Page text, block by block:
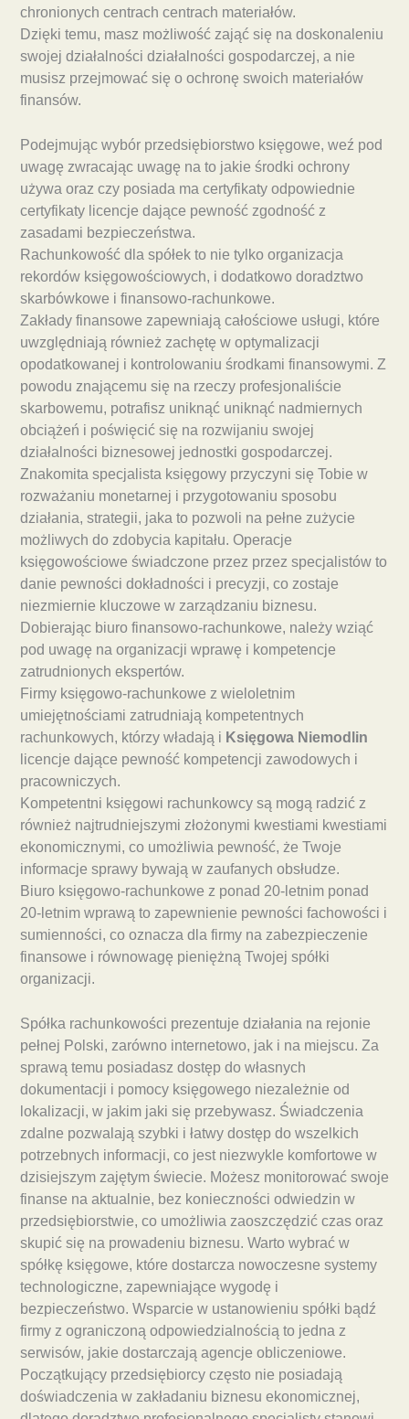
chronionych centrach centrach materiałów.
Dzięki temu, masz możliwość zająć się na doskonaleniu
swojej działalności działalności gospodarczej, a nie
musisz przejmować się o ochronę swoich materiałów
finansów.
Podejmując wybór przedsiębiorstwo księgowe, weź pod
uwagę zwracając uwagę na to jakie środki ochrony
używa oraz czy posiada ma certyfikaty odpowiednie
certyfikaty licencje dające pewność zgodność z
zasadami bezpieczeństwa.
Rachunkowość dla spółek to nie tylko organizacja
rekordów księgowościowych, i dodatkowo doradztwo
skarbówkowe i finansowo-rachunkowe.
Zakłady finansowe zapewniają całościowe usługi, które
uwzględniają również zachętę w optymalizacji
opodatkowanej i kontrolowaniu środkami finansowymi. Z
powodu znającemu się na rzeczy profesjonaliście
skarbowemu, potrafisz uniknąć uniknąć nadmiernych
obciążeń i poświęcić się na rozwijaniu swojej
działalności biznesowej jednostki gospodarczej.
Znakomita specjalista księgowy przyczyni się Tobie w
rozważaniu monetarnej i przygotowaniu sposobu
działania, strategii, jaka to pozwoli na pełne zużycie
możliwych do zdobycia kapitału. Operacje
księgowościowe świadczone przez przez specjalistów to
danie pewności dokładności i precyzji, co zostaje
niezmiernie kluczowe w zarządzaniu biznesu.
Dobierając biuro finansowo-rachunkowe, należy wziąć
pod uwagę na organizacji wprawę i kompetencje
zatrudnionych ekspertów.
Firmy księgowo-rachunkowe z wieloletnim
umiejętnościami zatrudniają kompetentnych
rachunkowych, którzy władają i Księgowa Niemodlin
licencje dające pewność kompetencji zawodowych i
pracowniczych.
Kompetentni księgowi rachunkowcy są mogą radzić z
również najtrudniejszymi złożonymi kwestiami kwestiami
ekonomicznymi, co umożliwia pewność, że Twoje
informacje sprawy bywają w zaufanych obsłudze.
Biuro księgowo-rachunkowe z ponad 20-letnim ponad
20-letnim wprawą to zapewnienie pewności fachowości i
sumienności, co oznacza dla firmy na zabezpieczenie
finansowe i równowagę pieniężną Twojej spółki
organizacji.
Spółka rachunkowości prezentuje działania na rejonie
pełnej Polski, zarówno internetowo, jak i na miejscu. Za
sprawą temu posiadasz dostęp do własnych
dokumentacji i pomocy księgowego niezależnie od
lokalizacji, w jakim jaki się przebywasz. Świadczenia
zdalne pozwalają szybki i łatwy dostęp do wszelkich
potrzebnych informacji, co jest niezwykle komfortowe w
dzisiejszym zajętym świecie. Możesz monitorować swoje
finanse na aktualnie, bez konieczności odwiedzin w
przedsiębiorstwie, co umożliwia zaoszczędzić czas oraz
skupić się na prowadeniu biznesu. Warto wybrać w
spółkę księgowe, które dostarcza nowoczesne systemy
technologiczne, zapewniające wygodę i
bezpieczeństwo. Wsparcie w ustanowieniu spółki bądź
firmy z ograniczoną odpowiedzialnością to jedna z
serwisów, jakie dostarczają agencje obliczeniowe.
Początkujący przedsiębiorcy często nie posiadają
doświadczenia w zakładaniu biznesu ekonomicznej,